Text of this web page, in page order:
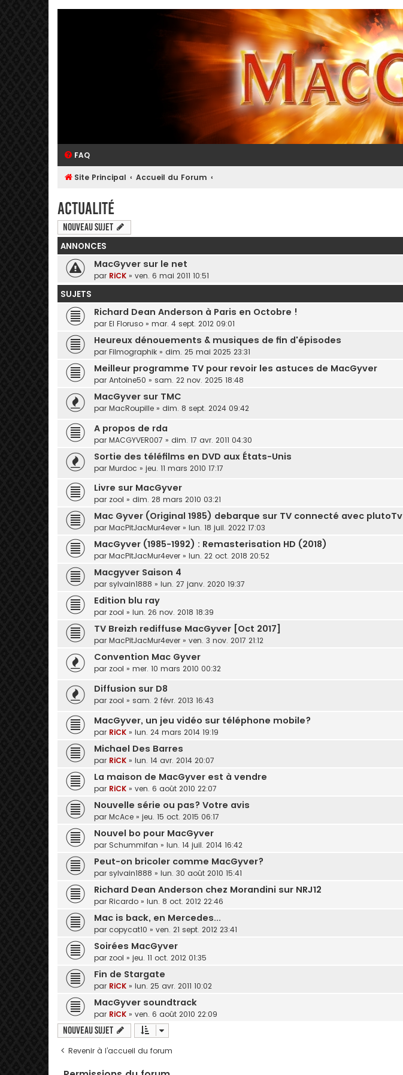
FAQ
Site Principal Accueil du Forum
Actualité
Nouveau sujet
ANNONCES
MacGyver sur le net
par RiCK » ven. 6 mai 2011 10:51
SUJETS
Richard Dean Anderson à Paris en Octobre !
par El Floruso » mar. 4 sept. 2012 09:01
Heureux dénouements & musiques de fin d'épisodes
par Filmographik » dim. 25 mai 2025 23:31
Meilleur programme TV pour revoir les astuces de MacGyver
par Antoine50 » sam. 22 nov. 2025 18:48
MacGyver sur TMC
par MacRoupille » dim. 8 sept. 2024 09:42
A propos de rda
par MACGYVER007 » dim. 17 avr. 2011 04:30
Sortie des téléfilms en DVD aux États-Unis
par Murdoc » jeu. 11 mars 2010 17:17
Livre sur MacGyver
par zool » dim. 28 mars 2010 03:21
Mac Gyver (Original 1985) debarque sur TV connecté avec plutoTv
par MacPitJacMur4ever » lun. 18 juil. 2022 17:03
MacGyver (1985-1992) : Remasterisation HD (2018)
par MacPitJacMur4ever » lun. 22 oct. 2018 20:52
Macgyver Saison 4
par sylvain1888 » lun. 27 janv. 2020 19:37
Edition blu ray
par zool » lun. 26 nov. 2018 18:39
TV Breizh rediffuse MacGyver [Oct 2017]
par MacPitJacMur4ever » ven. 3 nov. 2017 21:12
Convention Mac Gyver
par zool » mer. 10 mars 2010 00:32
Diffusion sur D8
par zool » sam. 2 févr. 2013 16:43
MacGyver, un jeu vidéo sur téléphone mobile?
par RiCK » lun. 24 mars 2014 19:19
Michael Des Barres
par RiCK » lun. 14 avr. 2014 20:07
La maison de MacGyver est à vendre
par RiCK » ven. 6 août 2010 22:07
Nouvelle série ou pas? Votre avis
par McAce » jeu. 15 oct. 2015 06:17
Nouvel bo pour MacGyver
par Schummifan » lun. 14 juil. 2014 16:42
Peut-on bricoler comme MacGyver?
par sylvain1888 » lun. 30 août 2010 15:41
Richard Dean Anderson chez Morandini sur NRJ12
par Ricardo » lun. 8 oct. 2012 22:46
Mac is back, en Mercedes...
par copycat10 » ven. 21 sept. 2012 23:41
Soirées MacGyver
par zool » jeu. 11 oct. 2012 01:35
Fin de Stargate
par RiCK » lun. 25 avr. 2011 10:02
MacGyver soundtrack
par RiCK » ven. 6 août 2010 22:09
Nouveau sujet
Revenir à l’accueil du forum